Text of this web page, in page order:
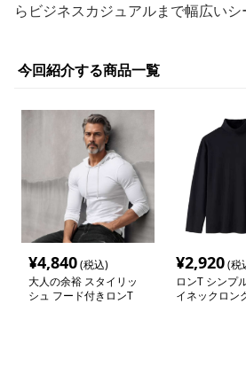
らビジネスカジュアルまで幅広いシ
今回紹介する商品一覧
¥4,840(税込)
大人の余裕 スタイリッ
シュ フード付きロンT
¥2,920(税
ロンT シンプ
イネックロン